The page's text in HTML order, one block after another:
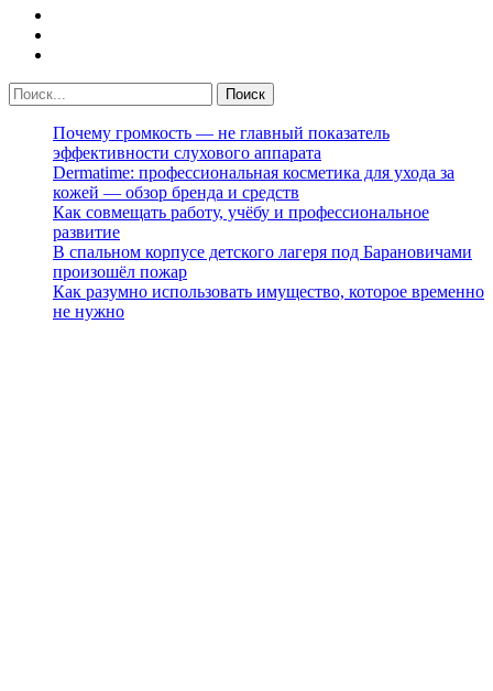
Почему громкость — не главный показатель
эффективности слухового аппарата
Dermatime: профессиональная косметика для ухода за
кожей — обзор бренда и средств
Как совмещать работу, учёбу и профессиональное
развитие
В спальном корпусе детского лагеря под Барановичами
произошёл пожар
Как разумно использовать имущество, которое временно
не нужно